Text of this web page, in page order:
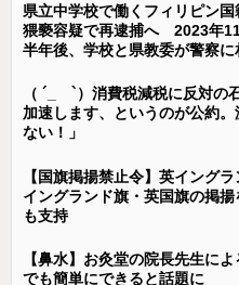
県立中学校で働くフィリピン
猥褻容疑で再逮捕へ 2023年
半年後、学校と県教委が警察に
（ ´_ゝ`）消費税減税に反対
加速します、というのが公約
ない！」
【国旗掲揚禁止令】英イング
イングランド旗・英国旗の掲
も支持
【鼻水】お灸堂の院長先生に
でも簡単にできると話題に